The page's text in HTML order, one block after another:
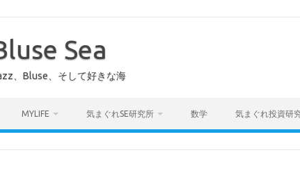
Sea
、Bluse、そして好きな海
MYLIFE 気まぐれSE研究所 数学 気まぐれ投資研